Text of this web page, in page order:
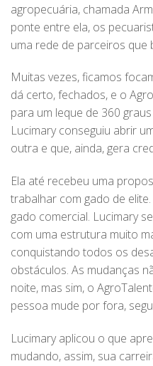
agropecuária, chamada
ponte entre ela, os
uma rede de parceiros que
Muitas vezes, ficamos
dá certo, fechados, e o
para um leque de 360
Lucimary conseguiu abrir
outra e que, ainda, gera
Ela até recebeu uma
trabalhar com gado de
gado comercial. Lucimary
com uma estrutura muito
conquistando todos os
obstáculos. As mudanças
noite, mas sim, o
pessoa mude por fora,
Lucimary aplicou o que
mudando, assim, sua